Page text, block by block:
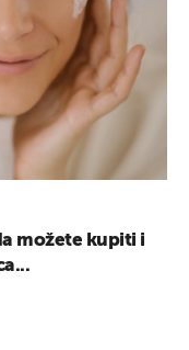
možete kupiti i